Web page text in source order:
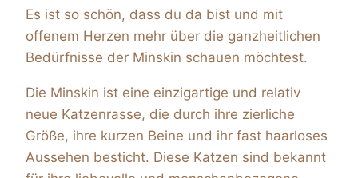
Es ist so schön, dass du da bist und mit
offenem Herzen mehr über die ganzheitlichen
Bedürfnisse der Minskin schauen möchtest.
Die Minskin ist eine einzigartige und relativ
neue Katzenrasse, die durch ihre zierliche
Größe, ihre kurzen Beine und ihr fast haarloses
Aussehen besticht. Diese Katzen sind bekannt